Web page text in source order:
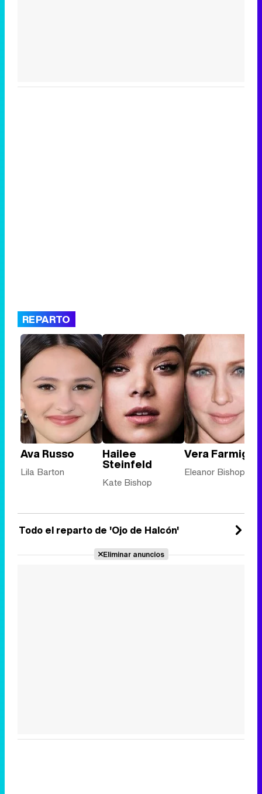
REPARTO
Ava Russo
Lila Barton
Hailee
Steinfeld
Kate Bishop
Vera Farmiga
Eleanor Bishop
Todo el reparto de 'Ojo de Halcón'
Eliminar anuncios